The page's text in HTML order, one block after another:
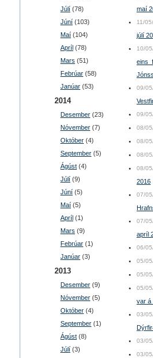
Júlí (78)
Júní (103)
Maí (104)
Apríl (78)
Mars (51)
Febrúar (58)
Janúar (53)
2014
Desember (23)
Nóvember (7)
Október (4)
September (5)
Ágúst (4)
Júlí (9)
Júní (5)
Maí (5)
Apríl (1)
Mars (9)
Febrúar (1)
Janúar (3)
2013
Desember (9)
Nóvember (5)
Október (4)
September (1)
Ágúst (8)
Júlí (3)
maí
11/
júlí
10/
eins
09/
09/
08/
08/
08/
08/
2016
07/
07/
apríl
06/
05/
05/
05/
var á
03/
03/
03/